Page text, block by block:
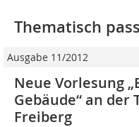
Thematisch
Ausgabe 11/2012
Neue Vorlesung
Gebäude“ an der
Freiberg